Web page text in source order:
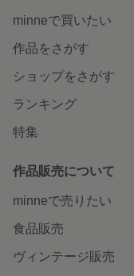
minneで買いたい
作品をさがす
ショップをさがす
ランキング
特集
作品販売について
minneで売りたい
食品販売
ヴィンテージ販売